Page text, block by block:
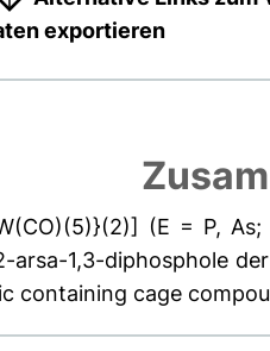
exportieren
(E = P,
arsa-1,3-diphosphole
containing cage